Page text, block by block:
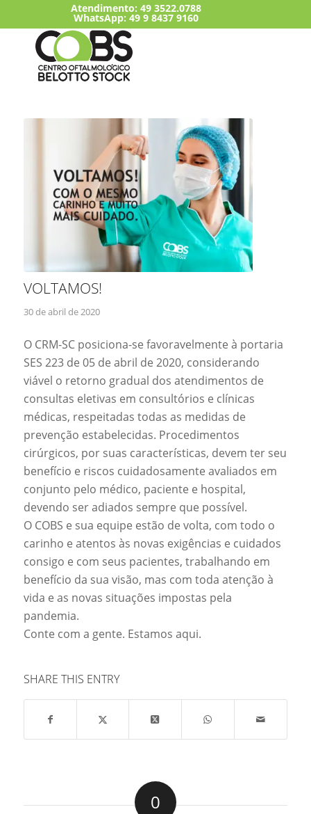
Atendimento:49 3522.0788
WhatsApp: 49 9 8437 9160
VOLTAMOS!
30 de abril de 2020
O CRM-SC posiciona-se favoravelmente à portaria
SES 223 de 05 de abril de 2020, considerando
viável o retorno gradual dos atendimentos de
consultas eletivas em consultórios e clínicas
médicas, respeitadas todas as medidas de
prevenção estabelecidas. Procedimentos
cirúrgicos, por suas características, devem ter seu
benefício e riscos cuidadosamente avaliados em
conjunto pelo médico, paciente e hospital,
devendo ser adiados sempre que possível.
O COBS e sua equipe estão de volta, com todo o
carinho e atentos às novas exigências e cuidados
consigo e com seus pacientes, trabalhando em
benefício da sua visão, mas com toda atenção à
vida e as novas situações impostas pela
pandemia.
Conte com a gente. Estamos aqui.
SHARE THIS ENTRY
0